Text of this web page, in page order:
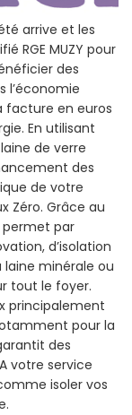
arrive et les
RGE MUZY pour
des
l’économie
facture en euros
En utilisant
de verre
des
de votre
Zéro. Grâce au
permet par
d’isolation
laine minérale ou
tout le foyer.
principalement
pour la
des
votre service
isoler vos